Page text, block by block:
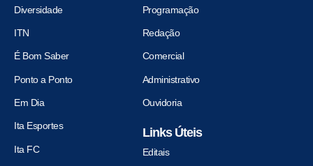
Diversidade
ITN
É Bom Saber
Ponto a Ponto
Em Dia
Ita Esportes
Ita FC
Programação
Redação
Comercial
Administrativo
Ouvidoria
Links Úteis
Editais